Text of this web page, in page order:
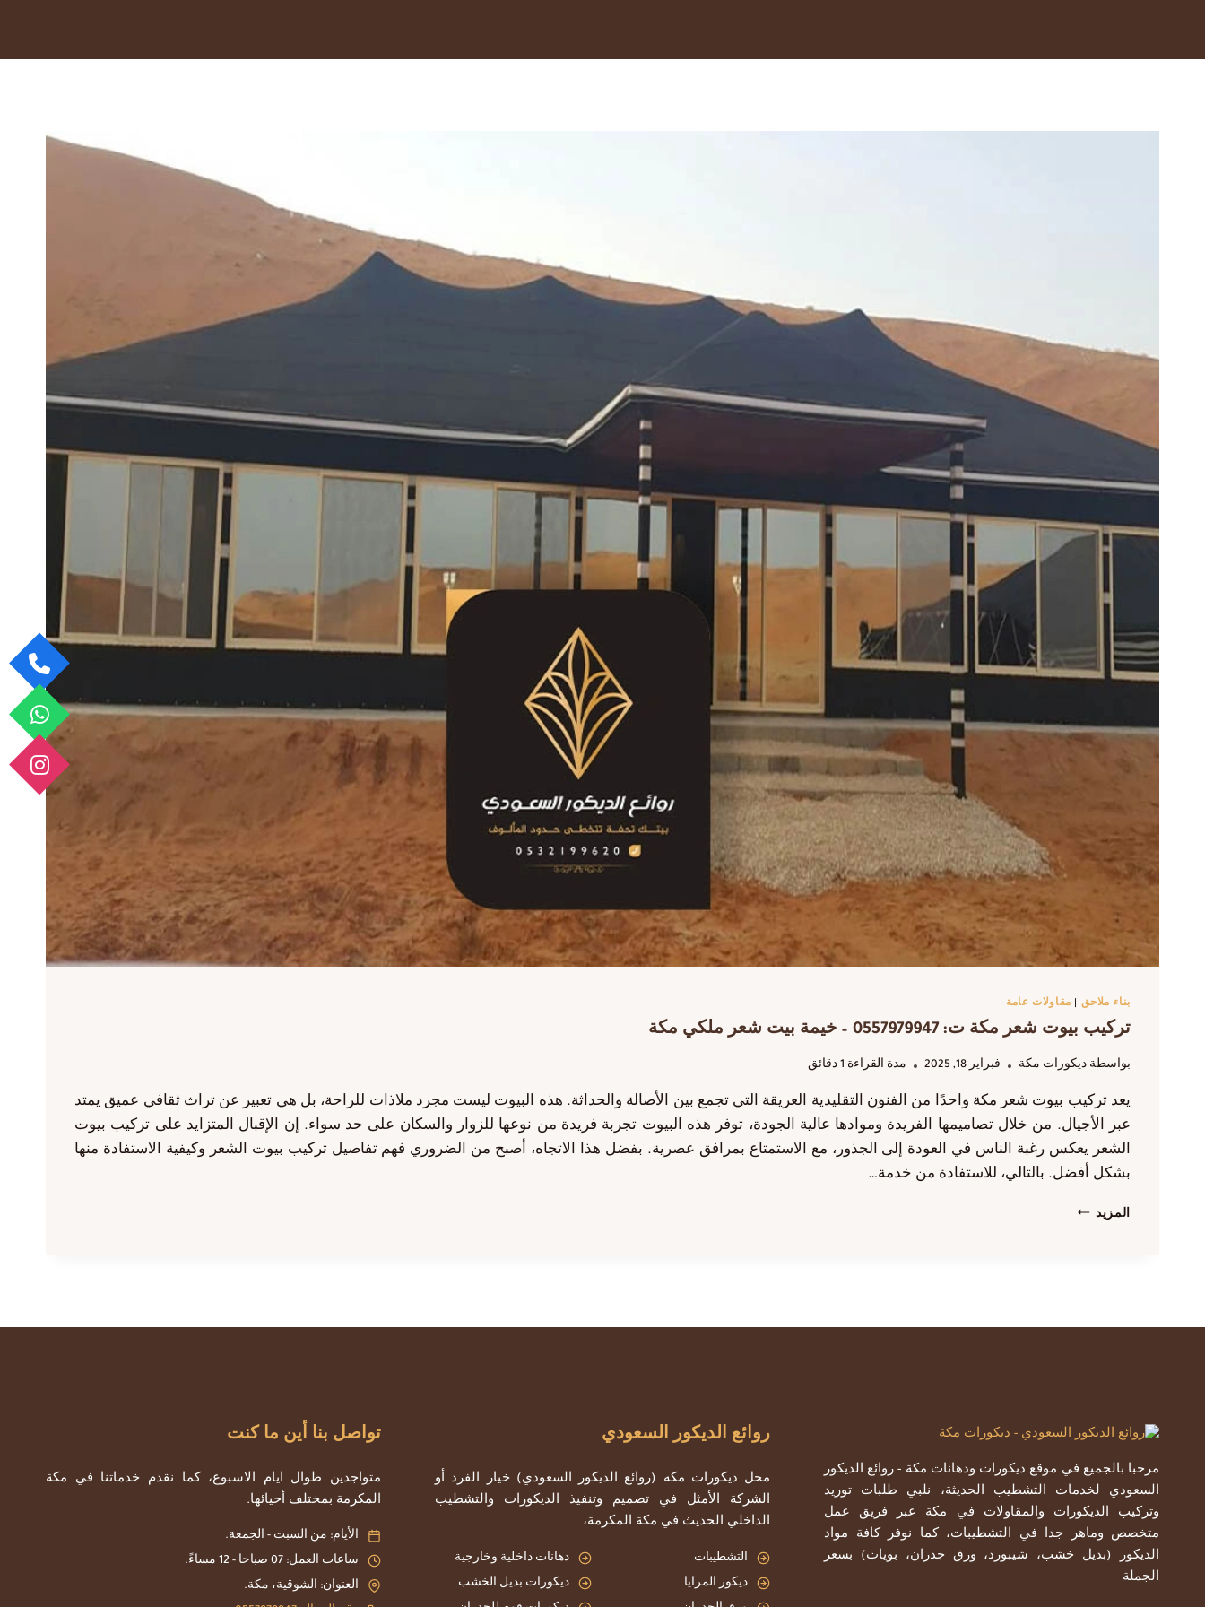
بناء ملاحق مقاولات عامة
تركيب بيوت شعر مكة ت: 0557979947 – خيمة بيت شعر ملكي مكة
بواسطة ديكورات مكة فبراير 18, 2025 مدة القراءة دقائق
يعد تركيب بيوت شعر مكة واحدًا من الفنون التقليدية العريقة التي تجمع بين الأصالة والحداثة. هذه البيوت ليست مجرد ملاذات للراحة، بل هي تعبير عن تراث ثقافي عميق يمتد
عبر الأجيال. من خلال تصاميمها الفريدة وموادها عالية الجودة، توفر هذه البيوت تجربة فريدة من نوعها للزوار والسكان على حد سواء. إن الإقبال المتزايد على تركيب بيوت
الشعر يعكس رغبة الناس في العودة إلى الجذور، مع الاستمتاع بمرافق عصرية. بفضل هذا الاتجاه، أصبح من الضروري فهم تفاصيل تركيب بيوت الشعر وكيفية الاستفادة منها
بشكل أفضل. بالتالي، للاستفادة من خدمة…
المزيد تركيب
مرحبا بالجميع في موقع ديكورات ودهانات مكة - روائع الديكور
السعودي لخدمات التشطيب الحديثة، نلبي طلبات توريد
وتركيب الديكورات والمقاولات في مكة عبر فريق عمل
متخصص وماهر جدا في التشطيبات، كما نوفر كافة مواد
الديكور (بديل خشب، شيبورد، ورق جدران، بويات) بسعر
الجملة
روائع الديكور السعودي
محل ديكورات مكه (روائع الديكور السعودي) خيار الفرد أو
الشركة الأمثل في تصميم وتنفيذ الديكورات والتشطيب
الداخلي الحديث في مكة المكرمة،
التشطيبات
دهانات داخلية وخارجية
ديكور المرايا
ديكورات بديل الخشب
تواصل بنا أين ما كنت
متواجدين طوال ايام الاسبوع، كما نقدم خدماتنا في مكة
المكرمة بمختلف أحيائها.
الأيام: من السبت - الجمعة.
ساعات العمل: 07 صباحا - 12 مساءً.
العنوان: الشوقية، مكة.